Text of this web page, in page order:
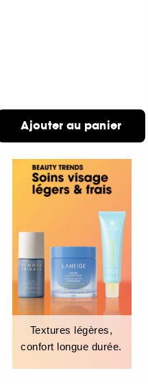
Ajouter au panier
Textures légères,
confort longue durée.